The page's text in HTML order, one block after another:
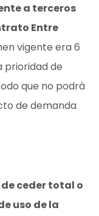
a terceros
Entre
vigente era 6
prioridad de
que no podrá
de demanda
ceder total o
uso de la